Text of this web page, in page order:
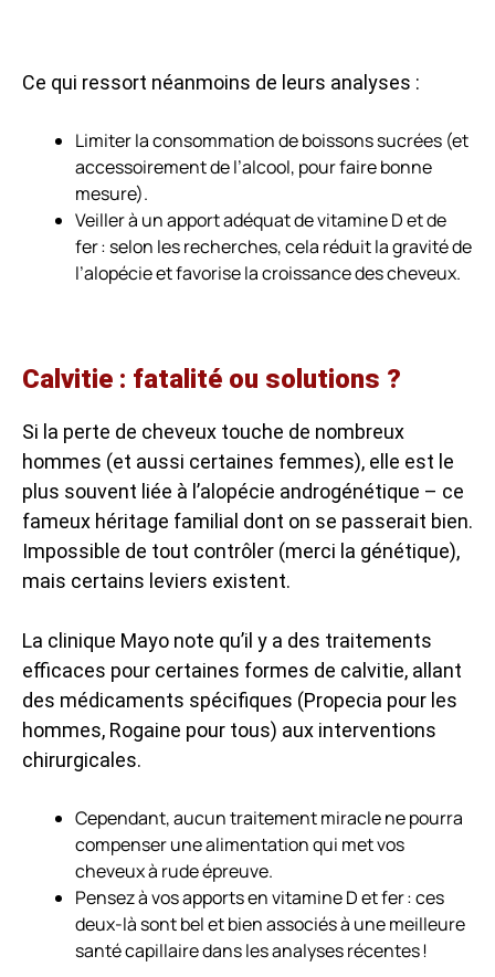
Ce qui ressort néanmoins de leurs analyses :
Limiter la consommation de boissons sucrées (et
accessoirement de l’alcool, pour faire bonne
mesure).
Veiller à un apport adéquat de vitamine D et de
fer : selon les recherches, cela réduit la gravité de
l’alopécie et favorise la croissance des cheveux.
Calvitie : fatalité ou solutions ?
Si la perte de cheveux touche de nombreux
hommes (et aussi certaines femmes), elle est le
plus souvent liée à l’alopécie androgénétique – ce
fameux héritage familial dont on se passerait bien.
Impossible de tout contrôler (merci la génétique),
mais certains leviers existent.
La clinique Mayo note qu’il y a des traitements
efficaces pour certaines formes de calvitie, allant
des médicaments spécifiques (Propecia pour les
hommes, Rogaine pour tous) aux interventions
chirurgicales.
Cependant, aucun traitement miracle ne pourra
compenser une alimentation qui met vos
cheveux à rude épreuve.
Pensez à vos apports en vitamine D et fer : ces
deux-là sont bel et bien associés à une meilleure
santé capillaire dans les analyses récentes !